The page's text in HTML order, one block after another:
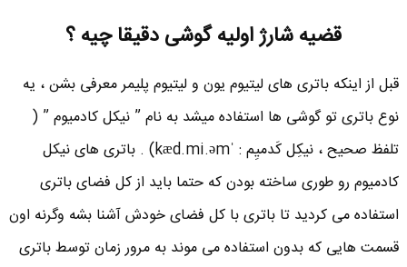
قضیه شارژ اولیه گوشی دقیقا چیه ؟
قبل از اینکه باتری های لیتیوم یون و لیتیوم پلیمر معرفی بشن ، یه
نوع باتری تو گوشی ها استفاده میشد به نام ” نیکل کادمیوم ” (
تلفظ صحیح ، نیکِل کَدمیِم : ˈkæd.mi.əm) . باتری های نیکل
کادمیوم رو طوری ساخته بودن که حتما باید از کل فضای باتری
استفاده می کردید تا باتری با کل فضای خودش آشنا بشه وگرنه اون
قسمت هایی که بدون استفاده می موند به مرور زمان توسط باتری